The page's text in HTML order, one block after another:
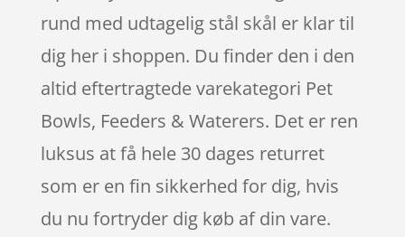
rund med udtagelig stål skål er klar til
dig her i shoppen. Du finder den i den
altid eftertragtede varekategori Pet
Bowls, Feeders & Waterers. Det er ren
luksus at få hele 30 dages returret
som er en fin sikkerhed for dig, hvis
du nu fortryder dig køb af din vare.